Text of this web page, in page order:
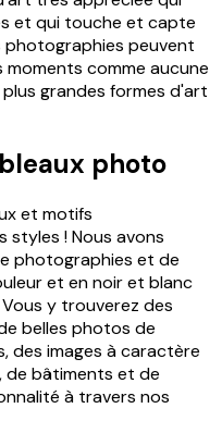
et qui touche et capte
peuvent
comme aucune
grandes formes d'art
photo
et motifs
! Nous avons
photographies et de
et en noir et blanc
y trouverez des
belles photos de
des images à caractère
de bâtiments et de
à travers nos